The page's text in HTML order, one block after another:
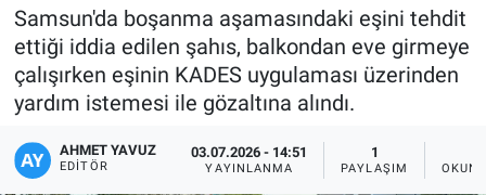
Samsun'da boşanma aşamasındaki eşini tehdit
ettiği iddia edilen şahıs, balkondan eve girmeye
çalışırken eşinin KADES uygulaması üzerinden
yardım istemesi ile gözaltına alındı.
AHMET YAVUZ
EDITÖR
03.07.2026 - 14:51
YAYINLANMA
1
PAYLAŞIM